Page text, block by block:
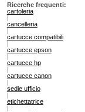
Ricerche frequenti:
cartoleria
|
cancelleria
|
cartucce compatibili
|
cartucce epson
|
cartucce hp
|
cartucce canon
|
sedie ufficio
|
etichettatrice
|